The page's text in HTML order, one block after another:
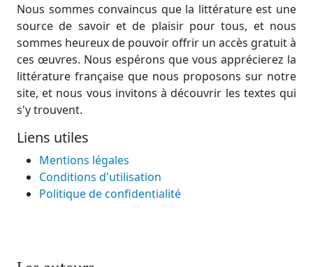
Nous sommes convaincus que la littérature est une
source de savoir et de plaisir pour tous, et nous
sommes heureux de pouvoir offrir un accès gratuit à
ces œuvres. Nous espérons que vous apprécierez la
littérature française que nous proposons sur notre
site, et nous vous invitons à découvrir les textes qui
s'y trouvent.
Liens utiles
Mentions légales
Conditions d'utilisation
Politique de confidentialité